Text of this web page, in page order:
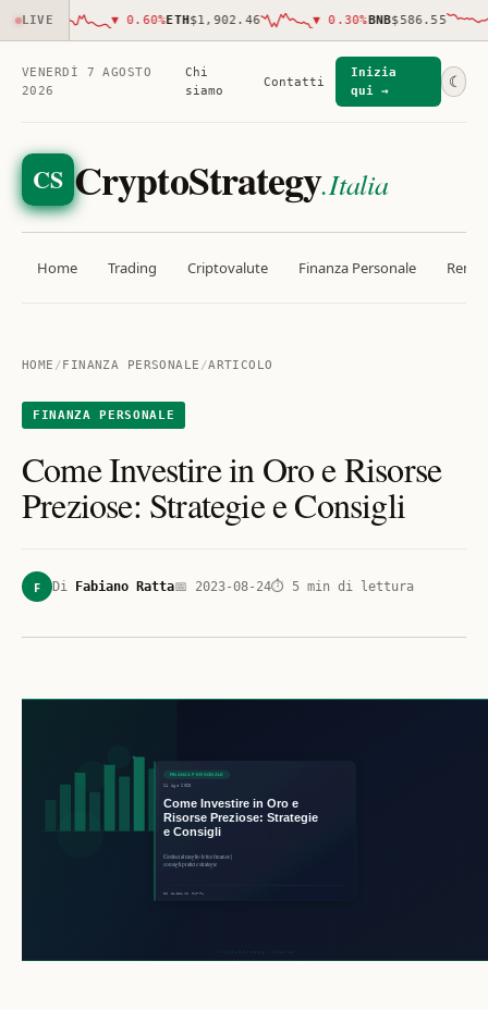
LIVE ▼ 0.60%ETH$1,902.46 ▼ 0.30%BNB$586.55
VENERDÌ 7 AGOSTO
2026
Chi
siamo
Contatti
Inizia
qui →
☾
CS CryptoStrategy.Italia
Home Trading Criptovalute Finanza Personale
HOME /FINANZA PERSONALE /ARTICOLO
FINANZA PERSONALE
Come Investire in Oro e Risorse
Preziose: Strategie e Consigli
F Di Fabiano Ratta📅 2023-08-24⏱ 5 min di lettura